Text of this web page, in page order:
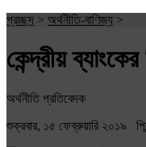
প্রচ্ছদ > অর্থনীতি-বাণিজ্য >
কেন্দ্রীয়
অর্থনীতি প্রতিবেদক
শুক্রবার, ১৫ ফেব্রুয়ারি ২০১৯